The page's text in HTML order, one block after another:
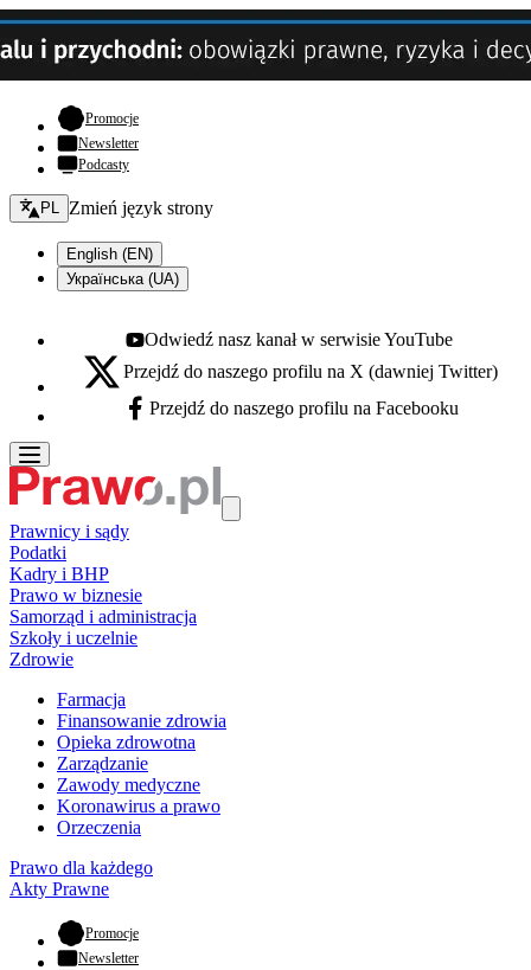
Promocje- otwiera się w nowej karcie
Newsletter
Podcasty
Zmień język - bieżący:
PL Zmień język strony
English (EN)
Українська (UA)
Youtube - otwiera się w nowej karcie
Odwiedź nasz kanał w serwisie YouTube
X - otwiera się w nowej karcie
Przejdź do naszego profilu na X (dawniej Twitter)
Facebook - otwiera się w nowej karcie
Przejdź do naszego profilu na Facebooku
Prawnicy i sądy
Podatki
Kadry i BHP
Prawo w biznesie
Samorząd i administracja
Szkoły i uczelnie
Zdrowie
Farmacja
Finansowanie zdrowia
Opieka zdrowotna
Zarządzanie
Zawody medyczne
Koronawirus a prawo
Orzeczenia
Prawo dla każdego
Akty Prawne
Promocje- otwiera się w nowej karcie
Newsletter